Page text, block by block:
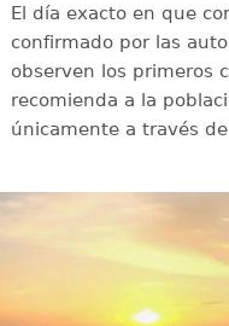
El día exacto en que
confirmado por las
observen los primeros
recomienda a la
únicamente a través